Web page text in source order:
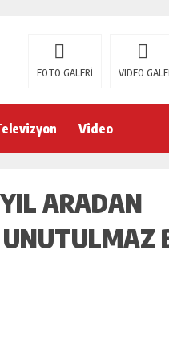
FOTO GALERİ VIDEO
Video
ARADAN